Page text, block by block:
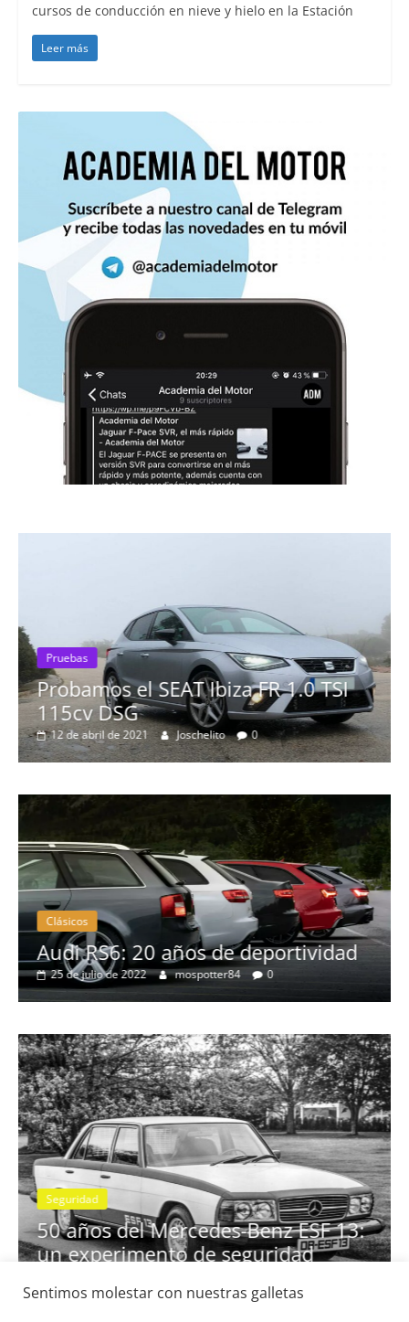
cursos de conducción en nieve y hielo en la Estación
Leer más
Pruebas
Probamos el SEAT Ibiza FR 1.0 TSI
115cv DSG
12 de abril de 2021 Joschelito 0
Clásicos
Audi RS6: 20 años de deportividad
25 de julio de 2022 mospotter84 0
Seguridad
50 años del Mercedes-Benz ESF 13:
un experimento de seguridad
Sentimos molestar con nuestras galletas